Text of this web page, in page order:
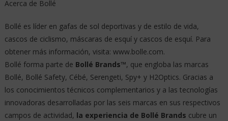
Acerca de Bollé
Bollé es líder en gafas de sol deportivas y de estilo de vida,
cascos de ciclismo, máscaras de esquí y cascos de esquí. Para
obtener más información, visita: www.bolle.com.
Bollé forma parte de Bollé Brands™, que engloba las marcas
Bollé, Bollé Safety, Cébé, Serengeti, Spy+ y H2Optics. Gracias a
los conocimientos técnicos complementarios y a las tecnologías
innovadoras desarrolladas por las seis marcas en sus respectivos
campos de actividad, la experiencia de Bollé Brands cubre un